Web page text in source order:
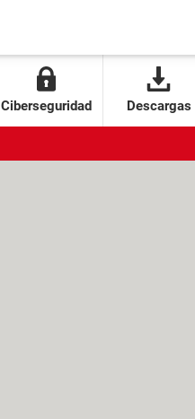
Ciberseguridad Descargas